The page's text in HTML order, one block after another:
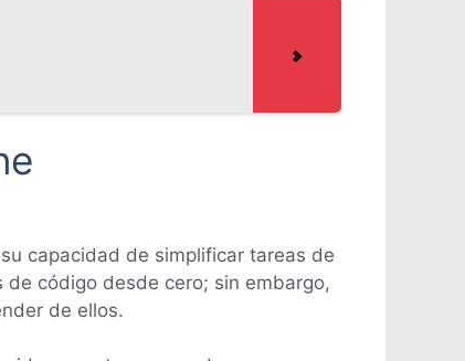
capacidad de simplificar tareas de
código desde cero; sin embargo,
de ellos.